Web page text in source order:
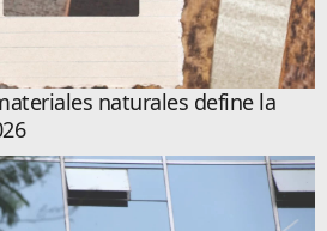
naturales define la